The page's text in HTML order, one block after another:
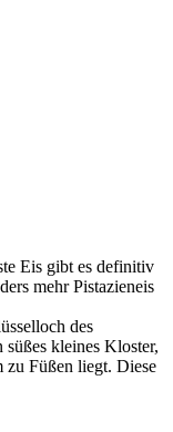
Eis gibt es definitiv
mehr Pistazieneis
des
kleines Kloster,
Füßen liegt. Diese